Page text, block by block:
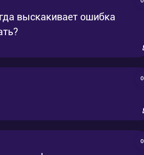
выскакивает ошибка
0
0